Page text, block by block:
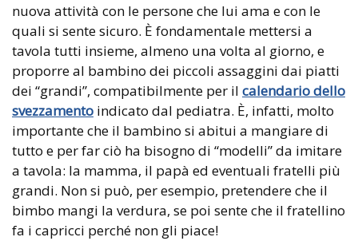
nuova attività con le persone che lui ama e con le
quali si sente sicuro. È fondamentale mettersi a
tavola tutti insieme, almeno una volta al giorno, e
proporre al bambino dei piccoli assaggini dai piatti
dei “grandi”, compatibilmente per il calendario dello
svezzamento indicato dal pediatra. È, infatti, molto
importante che il bambino si abitui a mangiare di
tutto e per far ciò ha bisogno di “modelli” da imitare
a tavola: la mamma, il papà ed eventuali fratelli più
grandi. Non si può, per esempio, pretendere che il
bimbo mangi la verdura, se poi sente che il fratellino
fa i capricci perché non gli piace!